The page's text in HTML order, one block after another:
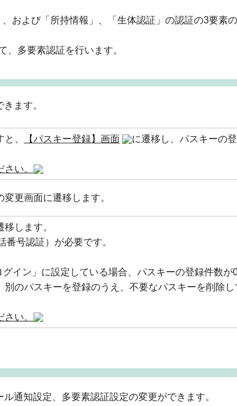
および「所持情報」、「生体認証」の認証の3要素
、多要素認証を行います。
ます。
、 【パスキー登録】画面
に遷移し、パスキーの
い。
更画面に遷移します。
します。
号認証）が必要です。
イン」に設定している場合、パスキーの登録件数が
別のパスキーを登録のうえ、不要なパスキーを削除し
い。
通知設定、多要素認証設定の変更ができます。